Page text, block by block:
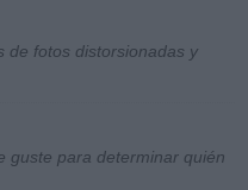
de fotos distorsionadas y
guste para determinar quién